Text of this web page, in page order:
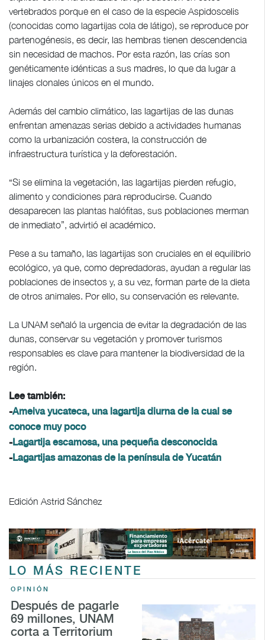
vertebrados porque en el caso de la especie Aspidoscelis
(conocidas como lagartijas cola de látigo), se reproduce por
partenogénesis, es decir, las hembras tienen descendencia
sin necesidad de machos. Por esta razón, las crías son
genéticamente idénticas a sus madres, lo que da lugar a
linajes clonales únicos en el mundo.
Además del cambio climático, las lagartijas de las dunas
enfrentan amenazas serias debido a actividades humanas
como la urbanización costera, la construcción de
infraestructura turística y la deforestación.
“Si se elimina la vegetación, las lagartijas pierden refugio,
alimento y condiciones para reproducirse. Cuando
desaparecen las plantas halófitas, sus poblaciones merman
de inmediato”, advirtió el académico.
Pese a su tamaño, las lagartijas son cruciales en el equilibrio
ecológico, ya que, como depredadoras, ayudan a regular las
poblaciones de insectos y, a su vez, forman parte de la dieta
de otros animales. Por ello, su conservación es relevante.
La UNAM señaló la urgencia de evitar la degradación de las
dunas, conservar su vegetación y promover turismos
responsables es clave para mantener la biodiversidad de la
región.
Lee también:
-Ameiva yucateca, una lagartija diurna de la cual se
conoce muy poco
-Lagartija escamosa, una pequeña desconocida
-Lagartijas amazonas de la península de Yucatán
Edición Astrid Sánchez
LO MÁS RECIENTE
OPINIÓN
Después de pagarle
69 millones, UNAM
corta a Territorium